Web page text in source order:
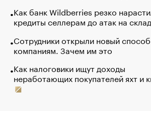
Как банк Wildberries резко
кредиты селлерам до атак на
Сотрудники открыли новый
компаниям. Зачем им это
Как налоговики ищут доходы
неработающих покупателей яхт и